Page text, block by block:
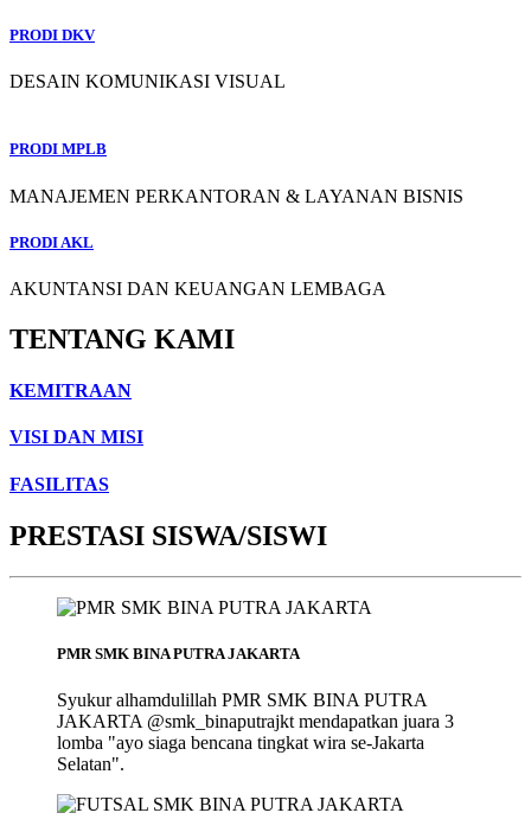
PRODI DKV
DESAIN KOMUNIKASI VISUAL
PRODI MPLB
MANAJEMEN PERKANTORAN & LAYANAN BISNIS
PRODI AKL
AKUNTANSI DAN KEUANGAN LEMBAGA
TENTANG KAMI
KEMITRAAN
VISI DAN MISI
FASILITAS
PRESTASI SISWA/SISWI
PMR SMK BINA PUTRA JAKARTA
Syukur alhamdulillah PMR SMK BINA PUTRA
JAKARTA @smk_binaputrajkt mendapatkan juara 3
lomba "ayo siaga bencana tingkat wira se-Jakarta
Selatan".